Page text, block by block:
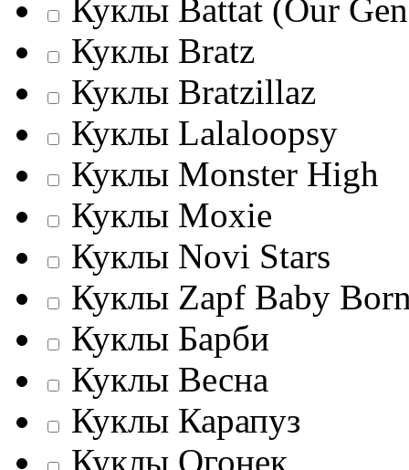
Куклы Battat (Our
Куклы Bratz
Куклы Bratzillaz
Куклы Lalaloopsy
Куклы Monster High
Куклы Moxie
Куклы Novi Stars
Куклы Zapf Baby
Куклы Барби
Куклы Весна
Куклы Карапуз
Куклы Огонек